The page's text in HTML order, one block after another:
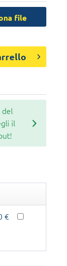
file
del
il
€